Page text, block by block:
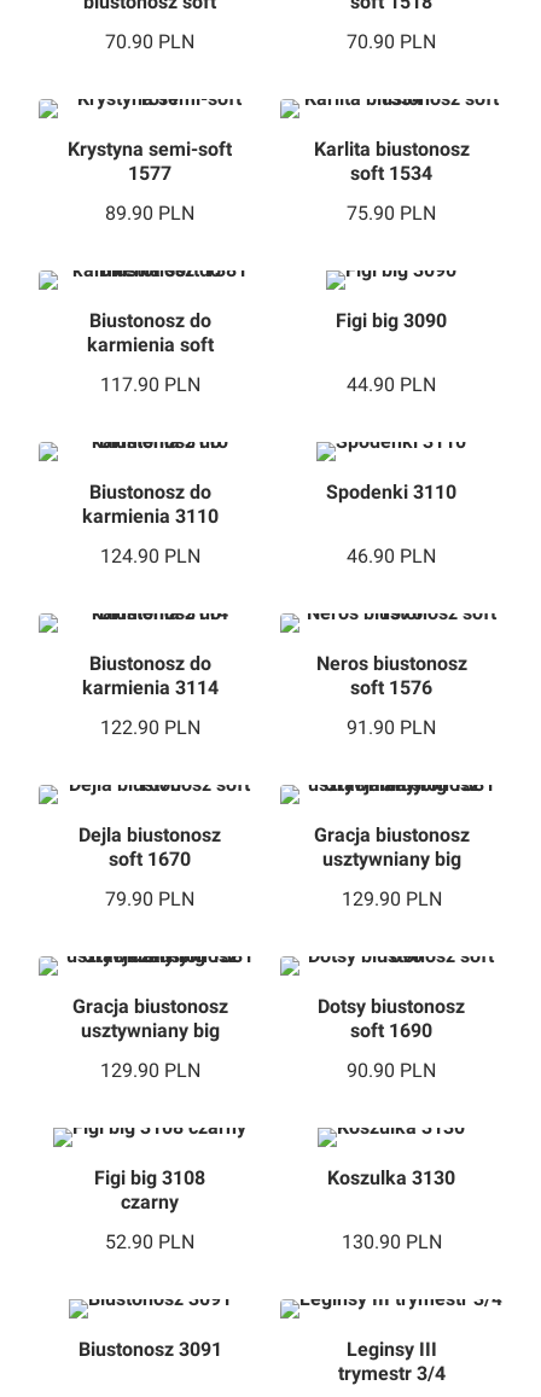
70.90 PLN
70.90 PLN
Krystyna semi-soft
1577
89.90 PLN
Karlita biustonosz
soft 1534
75.90 PLN
Biustonosz do
karmienia soft
117.90 PLN
Figi big 3090
44.90 PLN
Biustonosz do
karmienia 3110
124.90 PLN
Spodenki 3110
46.90 PLN
Biustonosz do
karmienia 3114
122.90 PLN
Neros biustonosz
soft 1576
91.90 PLN
Dejla biustonosz
soft 1670
79.90 PLN
Gracja biustonosz
usztywniany big
129.90 PLN
Gracja biustonosz
usztywniany big
129.90 PLN
Dotsy biustonosz
soft 1690
90.90 PLN
Figi big 3108
czarny
52.90 PLN
Koszulka 3130
130.90 PLN
Biustonosz 3091
Leginsy III
trymestr 3/4